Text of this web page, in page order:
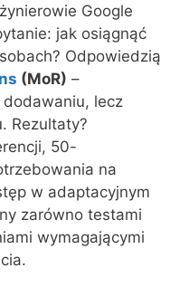
Google
jak osiągnąć
Odpowiedzią
(MoR) –
lecz
Rezultaty?
50-
na
w adaptacyjnym
zarówno testami
wymagającymi